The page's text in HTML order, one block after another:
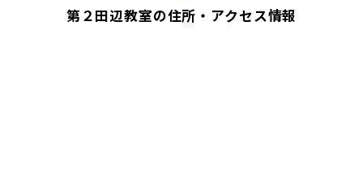
第２田辺教室の住所・アクセス情報